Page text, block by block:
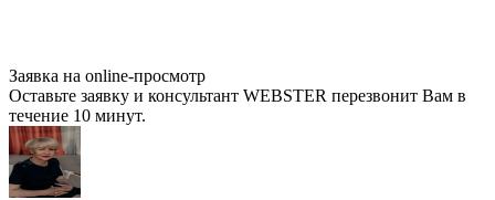
Заявка на online-просмотр
Оставьте заявку и консультант WEBSTER перезвонит Вам в
течение 10 минут.